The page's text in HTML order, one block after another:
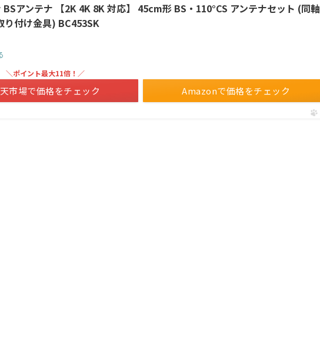
BSアンテナ 【2K 4K 8K 対応】 45cm形 BS・110°CS アンテナセット (同軸
り付け金具) BC453SK
Amazonで価格をチェック
＼ポイント最大11倍！／
市場で価格をチェック